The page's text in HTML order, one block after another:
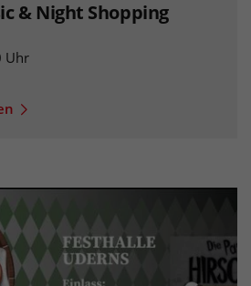
& Night Shopping
Uhr